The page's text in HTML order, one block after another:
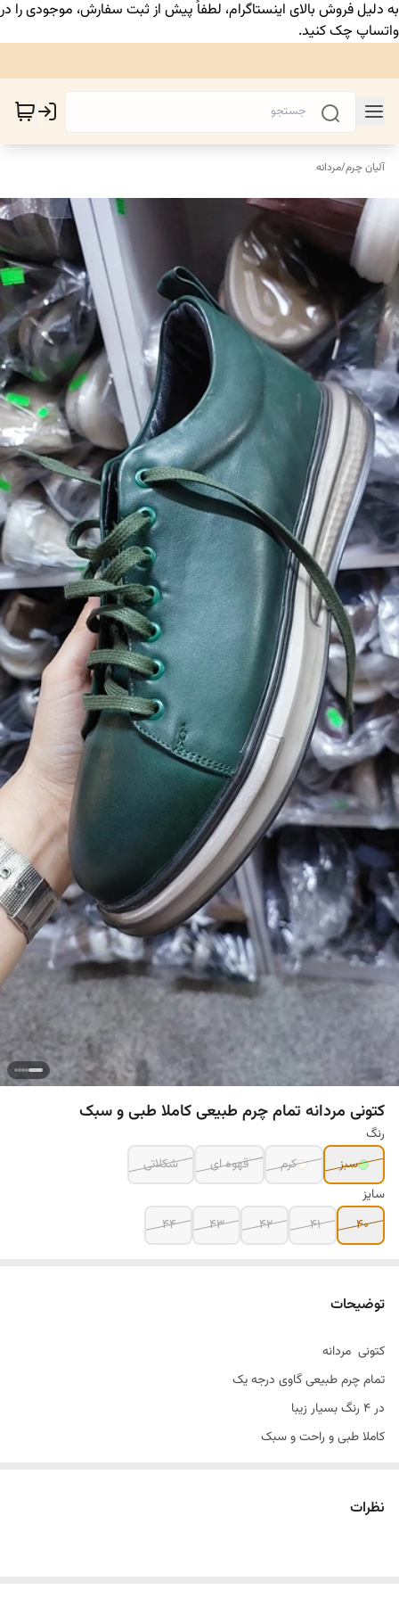
به دلیل فروش بالای اینستاگرام، لطفاً پیش از ثبت سفارش، موجودی را در
واتساپ چک کنید.
آلیان چرم/مردانه
کتونی مردانه تمام چرم طبیعی کاملا طبی و سبک
رنگ
سبز
کرم قهوه ای
شکلاتی
سایز
۴۰
۴۱ ۴۲ ۴۳ ۴۴
توضیحات
کتونی مردانه
تمام چرم طبیعی گاوی درجه یک
در ۴ رنگ بسیار زیبا
کاملا طبی و راحت و سبک
نظرات